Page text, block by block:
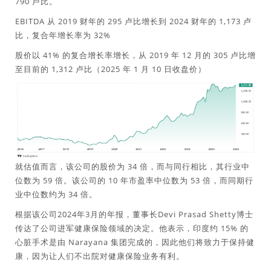
EBITDA 从 2019 财年的 295 卢比增长到 2024 财年的 1,173 卢
比，复合年增长率为 32%
股价以 41% 的复合增长率增长，从 2019 年 12 月的 305 卢比增
至目前的 1,312 卢比（2025 年 1 月 10 日收盘价）
就估值而言，该公司的股价为 34 倍，而与同行相比，其行业中
位数为 59 倍。该公司的 10 年市盈率中位数为 53 倍，而同期行
业中位数约为 34 倍。
根据该公司2024年3月的年报，董事长Devi Prasad Shetty博士
传达了公司进军健康保险领域的决定。他表示，印度约 15% 的
心脏手术是由 Narayana 集团完成的，因此他们将致力于保持健
康，因为让人们不出院对健康保险业务有利。